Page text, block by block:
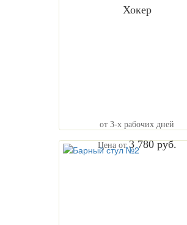
Хокер
от 3-х рабочих дней
Цена от3 780 руб.